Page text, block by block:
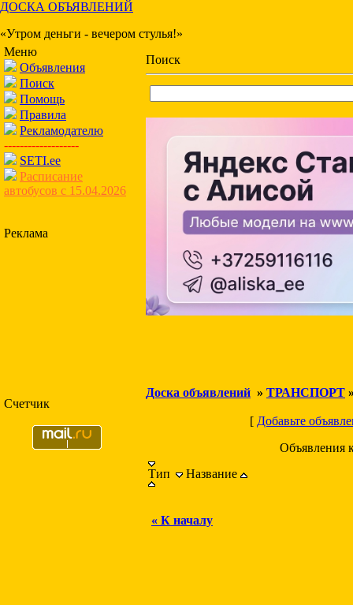
ДОСКА ОБЪЯВЛЕНИЙ
«Утром деньги - вечером стулья!»
Меню
Объявления
Поиск
Помощь
Правила
Рекламодателю
-------------------
SETI.ee
Расписание
автобусов с 15.04.2026
Реклама
Счетчик
Поиск
Доска объявлений » ТРАНСПОРТ
[ Добавьте
Объявления
Тип
Название
« К началу